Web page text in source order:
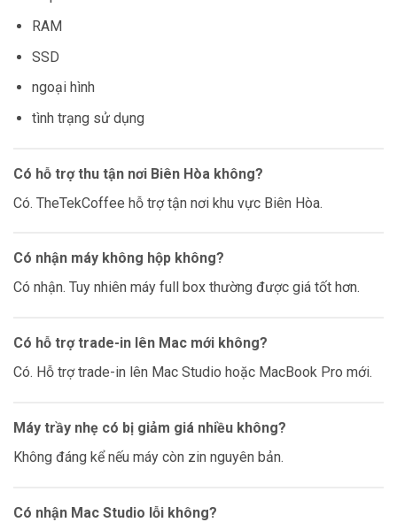
RAM
SSD
ngoại hình
tình trạng sử dụng
Có hỗ trợ thu tận nơi Biên Hòa không?
Có. TheTekCoffee hỗ trợ tận nơi khu vực Biên Hòa.
Có nhận máy không hộp không?
Có nhận. Tuy nhiên máy full box thường được giá tốt hơn.
Có hỗ trợ trade-in lên Mac mới không?
Có. Hỗ trợ trade-in lên Mac Studio hoặc MacBook Pro mới.
Máy trầy nhẹ có bị giảm giá nhiều không?
Không đáng kể nếu máy còn zin nguyên bản.
Có nhận Mac Studio lỗi không?